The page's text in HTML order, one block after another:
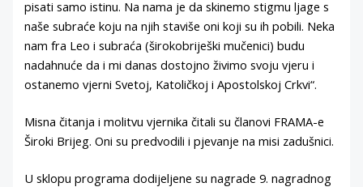
pisati samo istinu. Na nama je da skinemo stigmu ljage s
naše subraće koju na njih staviše oni koji su ih pobili. Neka
nam fra Leo i subraća (širokobriješki mučenici) budu
nadahnuće da i mi danas dostojno živimo svoju vjeru i
ostanemo vjerni Svetoj, Katoličkoj i Apostolskoj Crkvi“.
Misna čitanja i molitvu vjernika čitali su članovi FRAMA-e
Široki Brijeg. Oni su predvodili i pjevanje na misi zadušnici.
U sklopu programa dodijeljene su nagrade 9. nagradnog